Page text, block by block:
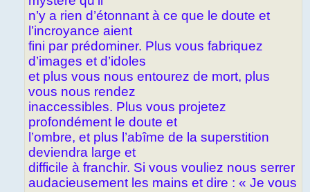
n’y a rien d’étonnant à ce que le doute et
l’incroyance aient
fini par prédominer. Plus vous fabriquez
d’images et d’idoles
et plus vous nous entourez de mort, plus
vous nous rendez
inaccessibles. Plus vous projetez
profondément le doute et
l’ombre, et plus l’abîme de la superstition
deviendra large et
difficile à franchir. Si vous vouliez nous serrer
audacieusement les mains et dire : « Je vous